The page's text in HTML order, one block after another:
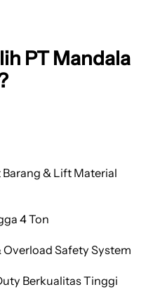
PT Mandala
& Lift Material
4 Ton
Safety System
Berkualitas Tinggi